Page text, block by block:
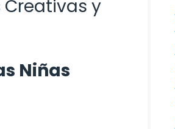
Creativas y
Niñas